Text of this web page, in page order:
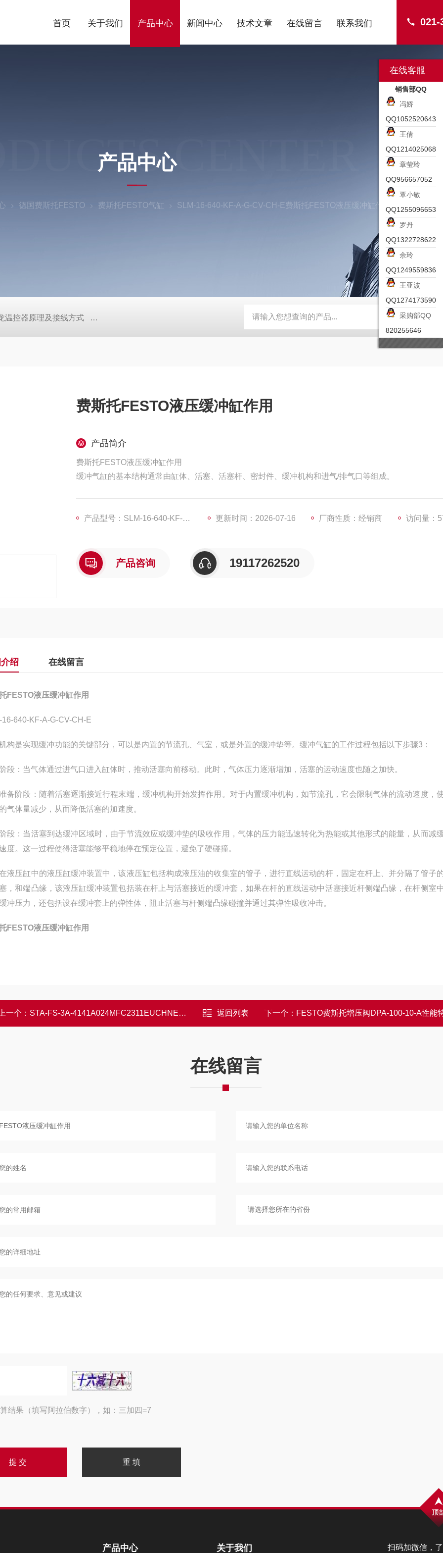
021-
首页 关于我们 产品中心 新闻中心 技术文章 在线留言 联系我们
CENTER
产品中心
德国费斯托FESTO 费斯托FESTO气缸 SLM-16-640-KF-A-G-CV-CH-E费斯托FESTO液压缓冲缸作用
温控器原理及接线方式 日本SMC真空压力开关的中文资料ZK2-ZSEA-A *皮尔兹PILZ安全激光扫描仪 RZMO-TER-
费斯托FESTO液压缓冲缸作用
产品简介
费斯托FESTO液压缓冲缸作用
缓冲气缸的基本结构通常由缸体、活塞、活塞杆、密封件、缓冲机构和进气/排气口等组成。
产品型号：SLM-16-640-KF-A-G-CV-CH-E 更新时间：2026-07-16 厂商性质：经销商 访问量：
产品咨询 19117262520
绍 在线留言
FESTO液压缓冲缸作用
16-640-KF-A-G-CV-CH-E
构是实现缓冲功能的关键部分，可以是内置的节流孔、气室，或是外置的缓冲垫等。缓冲气缸的工作过程包括以下步骤3：
段：当气体通过进气口进入缸体时，推动活塞向前移动。此时，气体压力逐渐增加，活塞的运动速度也随之加快。
备阶段：随着活塞逐渐接近行程末端，缓冲机构开始发挥作用。对于内置缓冲机构，如节流孔，它会限制气体的流动速度，
气体量减少，从而降低活塞的加速度。
段：当活塞到达缓冲区域时，由于节流效应或缓冲垫的吸收作用，气体的压力能迅速转化为热能或其他形式的能量，从而减
度。这一过程使得活塞能够平稳地停在预定位置，避免了硬碰撞。
液压缸中的液压缸缓冲装置中，该液压缸包括构成液压油的收集室的管子，进行直线运动的杆，固定在杆上、并分隔了管子
，和端凸缘，该液压缸缓冲装置包括装在杆上与活塞接近的缓冲套，如果在杆的直线运动中活塞接近杆侧端凸缘，在杆侧室
冲压力，还包括设在缓冲套上的弹性体，阻止活塞与杆侧端凸缘碰撞并通过其弹性吸收冲击。
FESTO液压缓冲缸作用
一个： STA-FS-3A-4141A024MFC2311EUCHNER安士能安全门锁有货 返回列表 下一个： FESTO费斯托增压阀DPA-100-10-A性能
在线留言
结果（填写阿拉伯数字），如：三加四=7
扫码加微信，
产品中心 关于我们
在线客服
销售部QQ
冯娇
QQ1052520643
王倩
QQ1214025068
章莹玲
QQ956657052
覃小敏
QQ1255096653
罗丹
QQ1322728622
余玲
QQ1249559836
王亚波
QQ1274173590
采购部QQ
820255646